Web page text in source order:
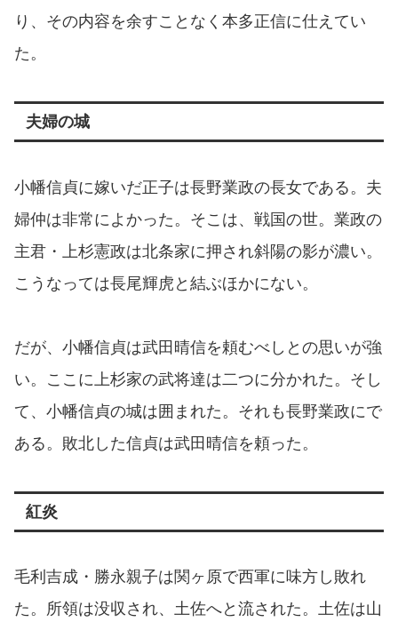
り、その内容を余すことなく本多正信に仕えてい
た。
夫婦の城
小幡信貞に嫁いだ正子は長野業政の長女である。夫
婦仲は非常によかった。そこは、戦国の世。業政の
主君・上杉憲政は北条家に押され斜陽の影が濃い。
こうなっては長尾輝虎と結ぶほかにない。
だが、小幡信貞は武田晴信を頼むべしとの思いが強
い。ここに上杉家の武将達は二つに分かれた。そし
て、小幡信貞の城は囲まれた。それも長野業政にで
ある。敗北した信貞は武田晴信を頼った。
紅炎
毛利吉成・勝永親子は関ヶ原で西軍に味方し敗れ
た。所領は没収され、土佐へと流された。土佐は山